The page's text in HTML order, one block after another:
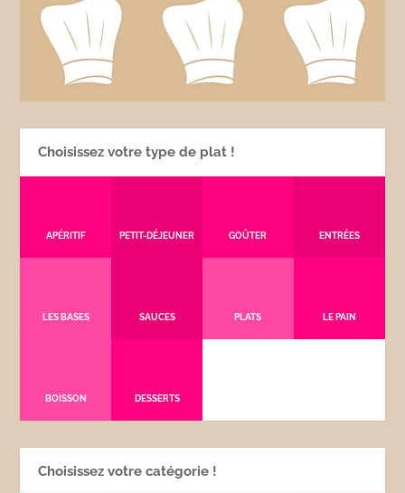
Choisissez votre type de plat !
APÉRITIF PETIT-DÉJEUNER GOÛTER ENTRÉES
LES BASES SAUCES PLATS LE PAIN
BOISSON DESSERTS
Choisissez votre catégorie !